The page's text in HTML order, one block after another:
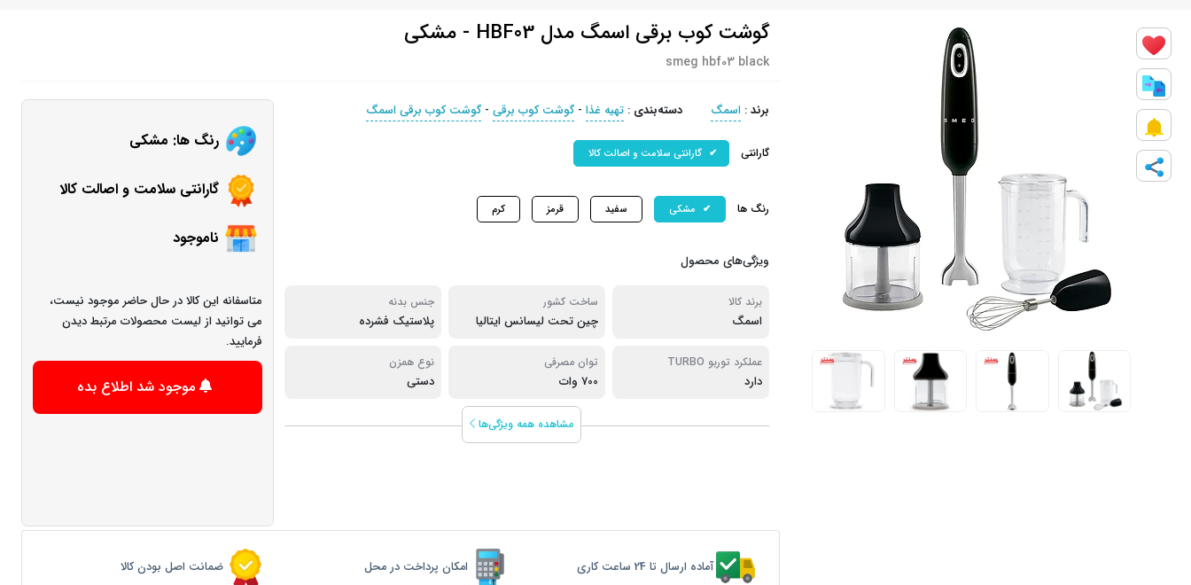
گوشت کوب برقی اسمگ مدل HBF03 - مشکی
smeg hbf03 black
برند: اسمگ دسته‌بندی : تهیه غذا -گوشت کوب برقی -گوشت کوب برقی اسمگ
گارانتی گارانتی سلامت و اصالت کالا
رنگ ها مشکی سفید قرمز کرم
ویژگی‌های محصول
برند کالا
اسمگ
ساخت کشور
چین تحت لیسانس ایتالیا
جنس بدنه
پلاستیک فشرده
عملکرد توربو TURBO
دارد
توان مصرفی
700 وات
نوع همزن
دستی
مشاهده همه ویژگی‌ها
رنگ ها: مشکی
گارانتی سلامت و اصالت کالا
ناموجود
متاسفانه این کالا در حال حاضر موجود نیست،
می توانید از لیست محصولات مرتبط دیدن
فرمایید.
موجود شد اطلاع بده
آماده ارسال تا 24 ساعت کاری امکان پرداخت در محل ضمانت اصل بودن کالا